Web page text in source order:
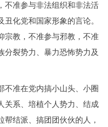
不准参与非法组织和非法活
化党和国家形象的言论。
宗教，不准参与邪教，不准
分裂势力、暴力恐怖势力及
准在党内搞小山头、小圈
关系、培植个人势力、结成
结派、搞团团伙伙的人，